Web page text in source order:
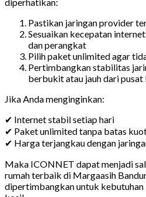
Pastikan jaringan provider
Sesuaikan kecepatan
dan perangkat
Pilih paket unlimited agar
Pertimbangkan stabilitas
berbukit atau jauh dari pusat
Jika Anda menginginkan:
✔ Internet stabil setiap hari
✔ Paket unlimited tanpa batas
✔ Harga terjangkau dengan
Maka ICONNET dapat menjadi
rumah terbaik di Margaasih
dipertimbangkan untuk kebutuhan